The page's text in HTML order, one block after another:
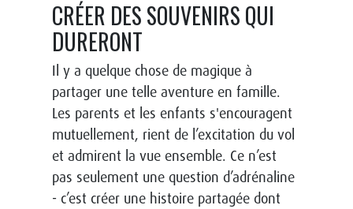
CRÉER DES SOUVENIRS QUI
DURERONT
Il y a quelque chose de magique à
partager une telle aventure en famille.
Les parents et les enfants s'encouragent
mutuellement, rient de l’excitation du vol
et admirent la vue ensemble. Ce n’est
pas seulement une question d’adrénaline
- c’est créer une histoire partagée dont